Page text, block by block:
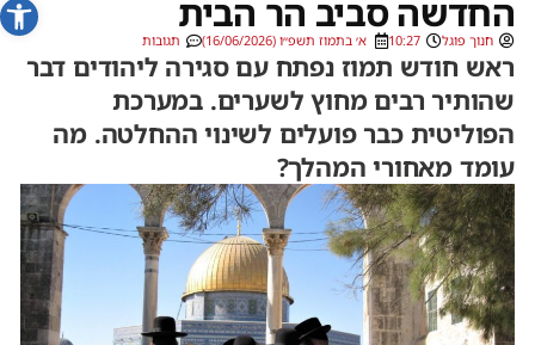
החדשה סביב הר הבית
חנוך פוגל 10:27 א׳ בתמוז תשפ״ו (16/06/2026) תגובות
ראש חודש תמוז נפתח עם סגירה ליהודים דבר
שהותיר רבים מחוץ לשערים. במערכת
הפוליטית כבר פועלים לשינוי ההחלטה. מה
עומד מאחורי המהלך?